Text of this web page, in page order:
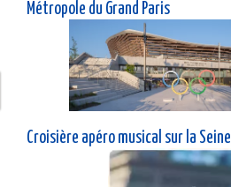
Métropole du Grand Paris
Croisière apéro musical sur la Seine